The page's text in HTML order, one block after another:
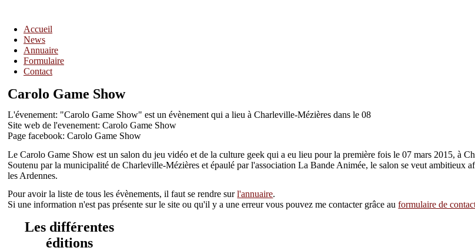
Accueil
News
Annuaire
Formulaire
Contact
Carolo Game Show
L'évenement: "Carolo Game Show" est un évènement qui a lieu à Charleville-Mézières dans le 08
Site web de l'evenement: Carolo Game Show
Page facebook: Carolo Game Show
Le Carolo Game Show est un salon du jeu vidéo et de la culture geek qui a eu lieu pour la première fois le 07 mars 2015, à
Soutenu par la municipalité de Charleville-Mézières et épaulé par l'association La Bande Animée, le salon se veut ambitieux
les Ardennes.
Pour avoir la liste de tous les évènements, il faut se rendre surl'annuaire.
Si une information n'est pas présente sur le site ou qu'il y a une erreur vous pouvez me contacter grâce auformulaire de
Les différentes
éditions